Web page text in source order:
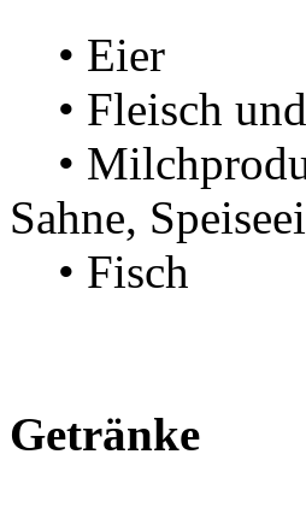
• Eier
• Fleisch
•
Sahne,
• Fisch
Getränke